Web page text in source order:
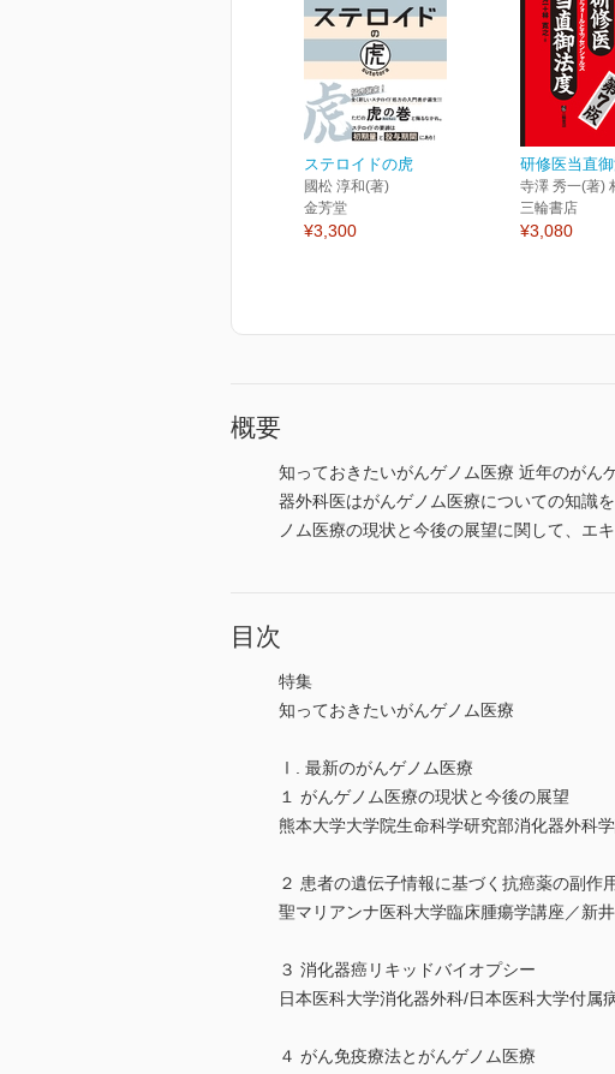
ステロイドの虎
國松 淳和(著)
金芳堂
¥3,300
研修医当直
寺澤 秀一(著)
三輪書店
¥3,080
概要
知っておきたいがんゲノム医療 近年のがん
器外科医はがんゲノム医療についての知識
ノム医療の現状と今後の展望に関して、エ
目次
特集
知っておきたいがんゲノム医療
Ⅰ. 最新のがんゲノム医療
１ がんゲノム医療の現状と今後の展望
熊本大学大学院生命科学研究部消化器外科
２ 患者の遺伝子情報に基づく抗癌薬の副作
聖マリアンナ医科大学臨床腫瘍学講座／新
３ 消化器癌リキッドバイオプシー
日本医科大学消化器外科/日本医科大学付
４ がん免疫療法とがんゲノム医療